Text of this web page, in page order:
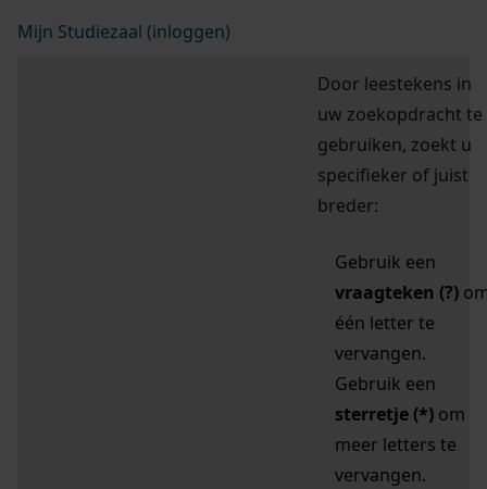
Mijn Studiezaal (inloggen)
Door leestekens in
uw zoekopdracht te
gebruiken, zoekt u
specifieker of juist
breder:
Gebruik een
vraagteken (?)
één letter te
vervangen.
Gebruik een
sterretje (*) om
meer letters te
vervangen.